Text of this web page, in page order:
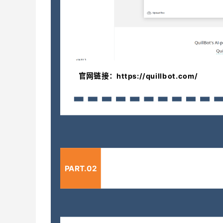
官网链接：https://quillbot.com/
PART.02